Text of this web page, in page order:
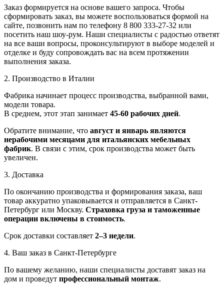
Заказ формируется на основе вашего запроса. Чтобы
сформировать заказ, вы можете воспользоваться формой на
сайте, позвонить нам по телефону 8 800 333-27-32 или
посетить наш шоу-рум. Наши специалисты с радостью ответят
на все ваши вопросы, проконсультируют в выборе моделей и
отделке и буду сопровождать вас на всем протяжении
выполнения заказа.
2. Производство в Италии
Фабрика начинает процесс производства, выбранной вами,
модели товара.
В среднем, этот этап занимает 45-60 рабочих дней.
Обратите внимание, что август и январь являются
нерабочими месяцами для итальянских мебельных
фабрик. В связи с этим, срок производства может быть
увеличен.
3. Доставка
По окончанию производства и формирования заказа, ваш
товар аккуратно упаковывается и отправляется в Санкт-
Петербург или Москву. Страховка груза и таможенные
операции включены в стоимость.
Срок доставки составляет 2–3 недели.
4. Ваш заказ в Санкт-Петербурге
По вашему желанию, наши специалисты доставят заказ на
дом и проведут профессиональный монтаж.